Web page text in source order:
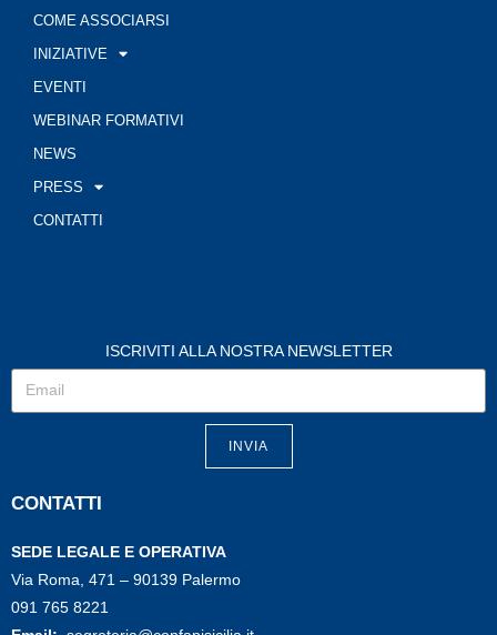
COME ASSOCIARSI
INIZIATIVE
EVENTI
WEBINAR FORMATIVI
NEWS
PRESS
CONTATTI
ISCRIVITI ALLA NOSTRA NEWSLETTER
INVIA
CONTATTI
SEDE LEGALE E OPERATIVA
Via Roma, 471 – 90139 Palermo
091 765 8221